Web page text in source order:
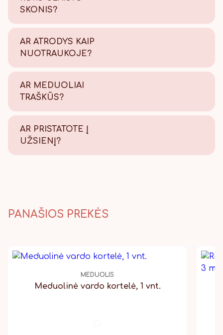
SKONIS?
Saldus su šiek tiek citrinos
AR ATRODYS KAIP
NUOTRAUKOJE?
Tikrai taip! Viską atliekame
užtikriname kokybę.
AR MEDUOLIAI
TRAŠKŪS?
Tikrai traškūs - nes švieži!
AR PRISTATOTE Į
UŽSIENĮ?
Taip, pristatome, Lietuvos
PANAŠIOS PREKĖS
MEDUOLIS
Meduolinė vardo kortelė, 1 vnt.